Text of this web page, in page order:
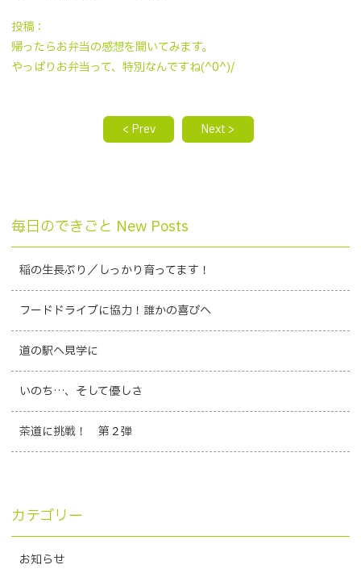
投稿：
帰ったらお弁当の感想を聞いてみます。
やっぱりお弁当って、特別なんですね(^0^)/
< Prev Next >
毎日のできごと New Posts
稲の生長ぶり／しっかり育ってます！
フードドライブに協力！誰かの喜びへ
道の駅へ見学に
いのち…、そして優しさ
茶道に挑戦！ 第２弾
カテゴリー
お知らせ